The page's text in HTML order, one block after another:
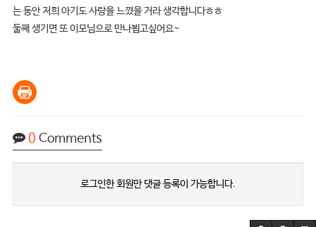
는 동안 저희 아기도 사랑을 느꼈을 거라 생각합니다ㅎㅎ
둘째 생기면 또 이모님으로 만나뵙고싶어요~
0 Comments
로그인한 회원만 댓글 등록이 가능합니다.